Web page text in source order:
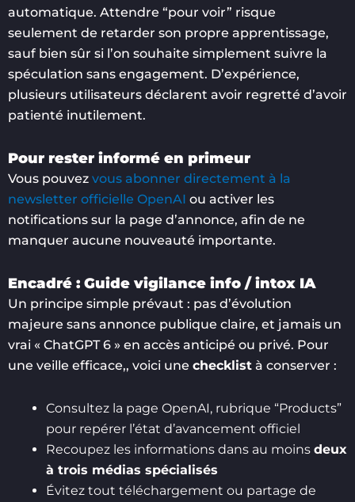
automatique. Attendre “pour voir” risque
seulement de retarder son propre apprentissage,
sauf bien sûr si l’on souhaite simplement suivre la
spéculation sans engagement. D’expérience,
plusieurs utilisateurs déclarent avoir regretté d’avoir
patienté inutilement.
Pour rester informé en primeur
Vous pouvez vous abonner directement à la
newsletter officielle OpenAI ou activer les
notifications sur la page d’annonce, afin de ne
manquer aucune nouveauté importante.
Encadré : Guide vigilance info / intox IA
Un principe simple prévaut : pas d’évolution
majeure sans annonce publique claire, et jamais un
vrai « ChatGPT 6 » en accès anticipé ou privé. Pour
une veille efficace,, voici une checklist à conserver :
Consultez la page OpenAI, rubrique “Products”
pour repérer l’état d’avancement officiel
Recoupez les informations dans au moins deux
à trois médias spécialisés
Évitez tout téléchargement ou partage de